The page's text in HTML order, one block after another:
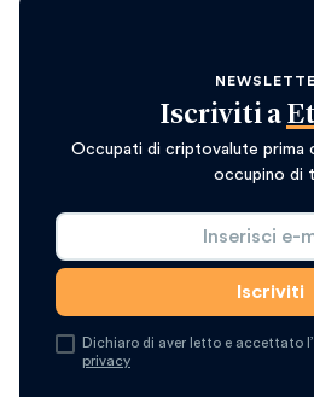
Iscriviti a
Occupati di criptovalute prima
occupino di
Dichiaro di aver letto e accettato l’
privacy